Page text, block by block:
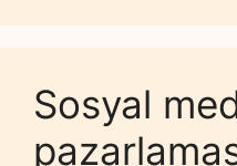
Sosyal